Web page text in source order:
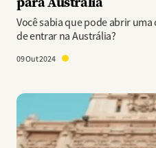
Você sabia que pode abrir
de entrar na Austrália?
09 Out 2024
Imagem